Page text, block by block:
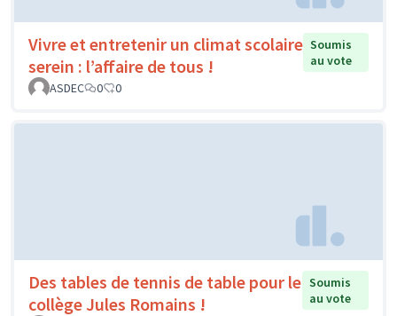
Vivre et entretenir un climat scolaire
serein : l’affaire de tous !
Soumis
au vote
ASDEC
0 0
Des tables de tennis de table pour le
collège Jules Romains !
Soumis
au vote